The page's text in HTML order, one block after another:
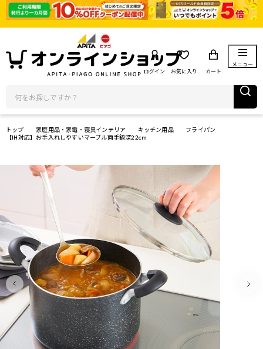
ログイン お気に入り カート
メニュー
トップ 家庭用品・家電・寝具インテリア キッチン用品
フライパン
【IH対応】お手入れしやすいマーブル両手鍋深22cm